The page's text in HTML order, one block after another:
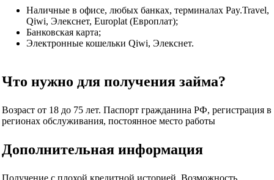
Наличные в офисе, любых банках, терминалах Pay.Travel,
Qiwi, Элекснет, Еuroplat (Европлат);
Банковская карта;
Электронные кошельки Qiwi, Элекснет.
Что нужно для получения займа?
Возраст от 18 до 75 лет. Паспорт гражданина РФ, регистрация в
регионах обслуживания, постоянное место работы
Дополнительная информация
Получение с плохой кредитной историей. Возможность